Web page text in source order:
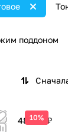
поддоном
10%
48 136 ₽